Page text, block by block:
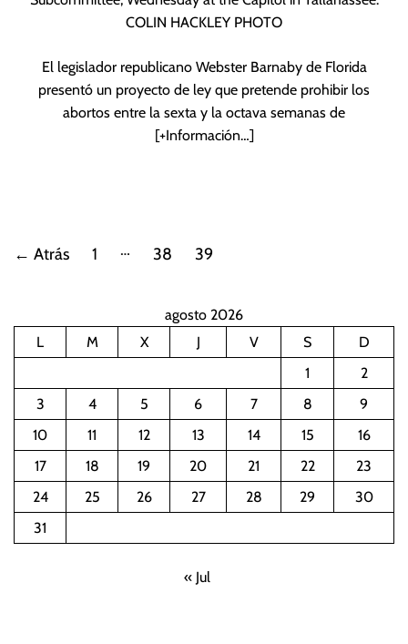
COLIN HACKLEY PHOTO
El legislador republicano Webster Barnaby de Florida
presentó un proyecto de ley que pretende prohibir los
abortos entre la sexta y la octava semanas de
[+Información…]
g
i
c
i
← Atrás 1 … 38 39
agosto 2026
L
M X J V S
D
1
2
3
4 5 6 7 8
9
10
11 12 13 14 15
16
17
18 19 20 21 22
23
24
25 26 27 28 29
30
31
« Jul